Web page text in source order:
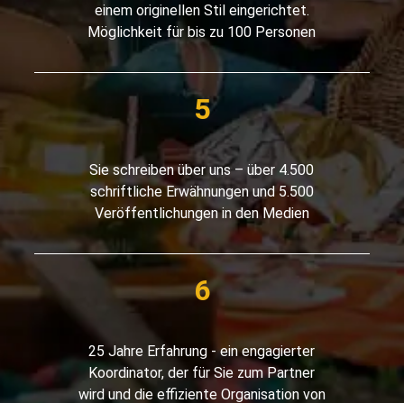
einem originellen Stil eingerichtet.
Möglichkeit für bis zu 100 Personen
Sie schreiben über uns – über 4.500
schriftliche Erwähnungen und 5.500
Veröffentlichungen in den Medien
25 Jahre Erfahrung - ein engagierter
Koordinator, der für Sie zum Partner
wird und die effiziente Organisation von